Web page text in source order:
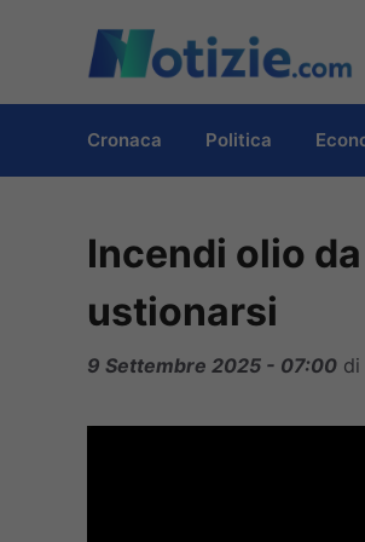
contenuto
Cronaca Politica
Incendi olio
ustionarsi
9 Settembre 2025 - 07:00 di